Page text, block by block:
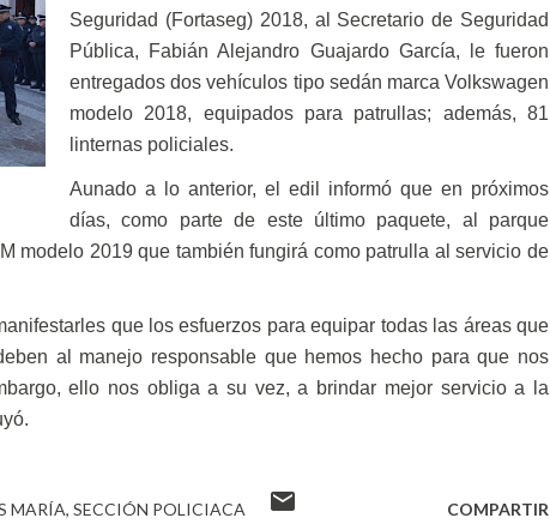
Seguridad (Fortaseg) 2018, al Secretario de Seguridad
Pública, Fabián Alejandro Guajardo García, le fueron
entregados dos vehículos tipo sedán marca Volkswagen
modelo 2018, equipados para patrullas; además, 81
linternas policiales.
Aunado a lo anterior, el edil informó que en próximos
días, como parte de este último paquete, al parque
modelo 2019 que también fungirá como patrulla al servicio de
que los esfuerzos para equipar todas las áreas que
al manejo responsable que hemos hecho para que nos
ello nos obliga a su vez, a brindar mejor servicio a la
MARÍA SECCIÓN POLICIACA COMPARTIR